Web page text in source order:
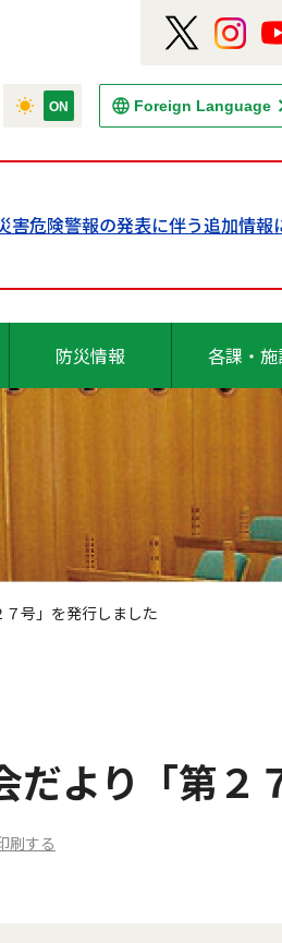
Foreign Language
害危険警報の発表に伴う追加情報
防災情報 各課・
７号」を発行しました
だより「第
刷する